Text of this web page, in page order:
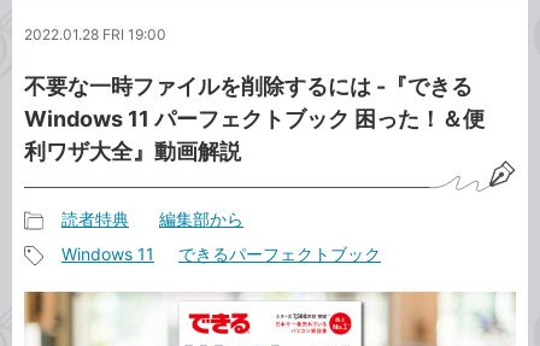
ッ
2022.01.28 FRI 19:00
不要な一時ファイルを削除するには -『できる
Windows 11 パーフェクトブック 困った！＆便
利ワザ大全』動画解説
事
カ
テ
読者特典 編集部から
タ
Windows 11 できるパーフェクトブック